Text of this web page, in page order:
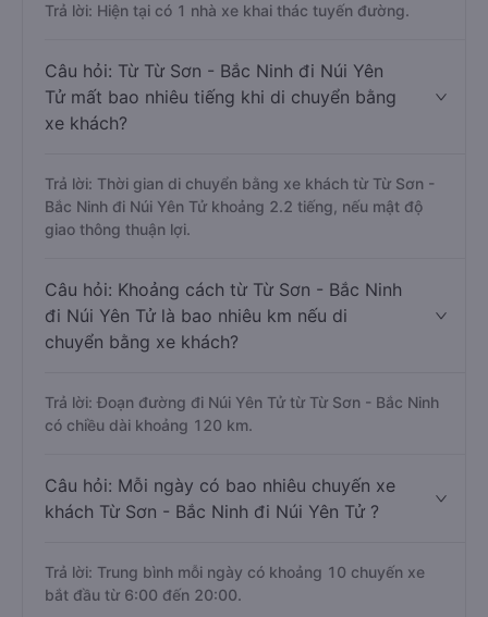
Trả lời: Hiện tại có 1 nhà xe khai thác tuyến đường.
Câu hỏi: Từ Từ Sơn - Bắc Ninh đi Núi Yên
Tử mất bao nhiêu tiếng khi di chuyển bằng
xe khách?
Trả lời: Thời gian di chuyển bằng xe khách từ Từ Sơn -
Bắc Ninh đi Núi Yên Tử khoảng 2.2 tiếng, nếu mật độ
giao thông thuận lợi.
Câu hỏi: Khoảng cách từ Từ Sơn - Bắc Ninh
đi Núi Yên Tử là bao nhiêu km nếu di
chuyển bằng xe khách?
Trả lời: Đoạn đường đi Núi Yên Tử từ Từ Sơn - Bắc Ninh
có chiều dài khoảng 120 km.
Câu hỏi: Mỗi ngày có bao nhiêu chuyến xe
khách Từ Sơn - Bắc Ninh đi Núi Yên Tử ?
Trả lời: Trung bình mỗi ngày có khoảng 10 chuyến xe
bắt đầu từ 6:00 đến 20:00.